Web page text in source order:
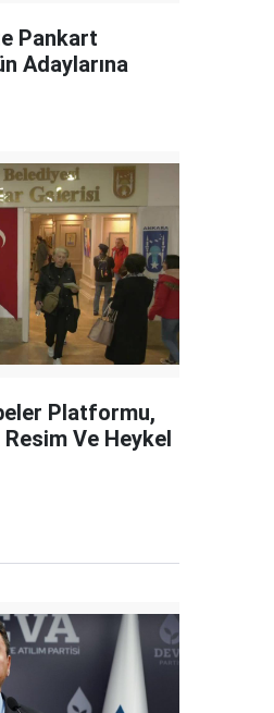
Pankart
Adaylarına
Platformu,
Resim Ve Heykel